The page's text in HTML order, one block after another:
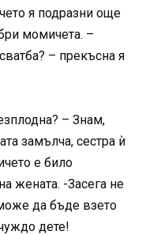
я подразни още
момичета. –
– прекъсна я
– Знам,
замълча, сестра ѝ
е било
жената. -Засега не
да бъде взето
дете!